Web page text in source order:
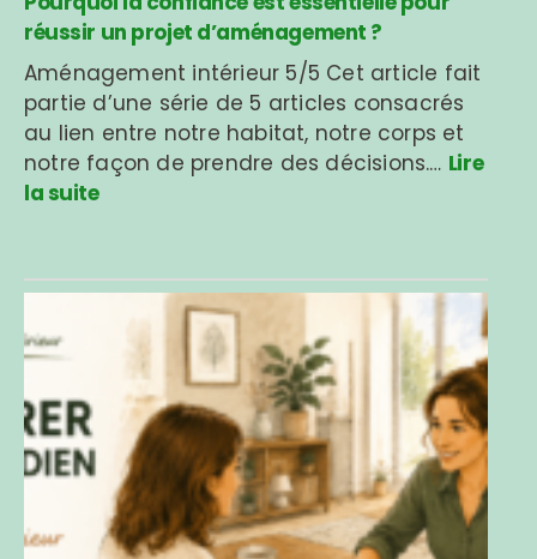
réussir un projet d’aménagement ?
Aménagement intérieur 5/5 Cet article fait
partie d’une série de 5 articles consacrés
au lien entre notre habitat, notre corps et
notre façon de prendre des décisions.… Lire
la suite